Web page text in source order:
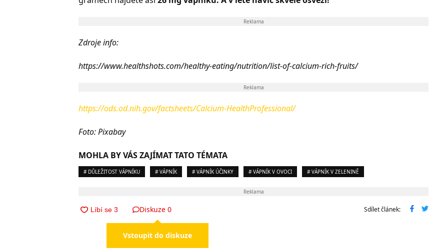
Reklama
Zdroje info:
https://www.healthshots.com/healthy-eating/nutrition/list-of-calcium-rich-fruits/
Reklama
https://ods.od.nih.gov/factsheets/Calcium-HealthProfessional/
Foto: Pixabay
MOHLA BY VÁS ZAJÍMAT TATO TÉMATA
# DŮLEŽITOST VÁPNÍKU # VÁPNÍK # VÁPNÍK ÚČINKY # VÁPNÍK V OVOCI # VÁPNÍK V ZELENINĚ
Reklama
Diskuze 0
Vstoupit do diskuze
Sdílet článek: